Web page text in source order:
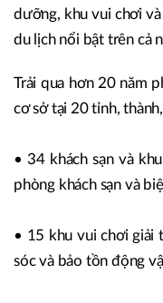
dưỡng, khu vui chơi
du lịch nổi bật trên cả
Trải qua hơn 20 năm
cơ sở tại 20 tỉnh,
• 34 khách sạn và
phòng khách sạn và
• 15 khu vui chơi giải
sóc và bảo tồn động